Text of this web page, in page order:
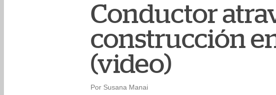
Conductor
construcción
(video)
Por Susana Manai